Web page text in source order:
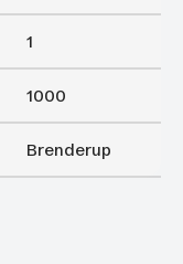
1
1000
Brenderup